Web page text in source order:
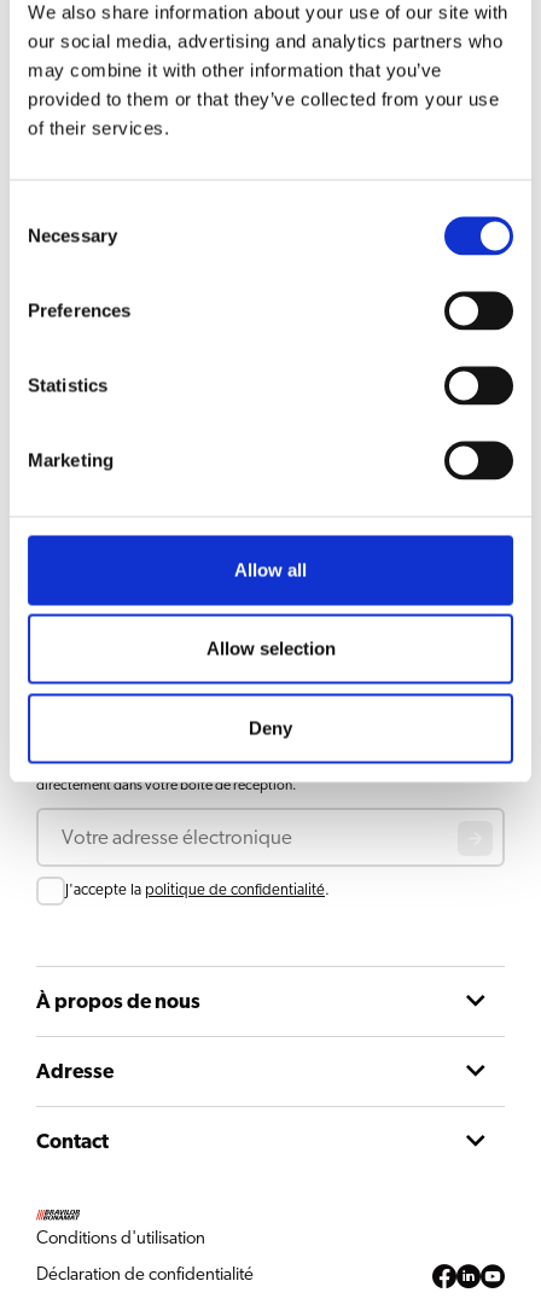
We also share information about your use of our site with
our social media, advertising and analytics partners who
may combine it with other information that you’ve
provided to them or that they’ve collected from your use
of their services.
Selection
Necessary
Preferences
Statistics
Marketing
Allow all
Allow selection
Deny
Container électrique tout inox avec double paroi
emboutie sans soudure. Avec interrupteur
marche/arrêt, plat anti-contact, couvercle, robinet
anti-gouttes et tube verre niveau.
4 capacités : 5 L, 10 L, 20 L, 40 L. Le modèle 5 L est
Empilable pour un rangement optimisé.
Demander des informations
Coffee
Accessoires
Inscrivez-vous à notre lettre d'information pour recevoir des mises à jour
directement dans votre boîte de réception.
Courriel
Consent
J'accepte la politique de confidentialité.
À propos de nous
Adresse
Contact
Conditions d'utilisation
Déclaration de confidentialité